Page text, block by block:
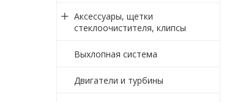
Аксессуары, щетки
стеклоочистителя, клипсы
Выхлопная система
Двигатели и турбины